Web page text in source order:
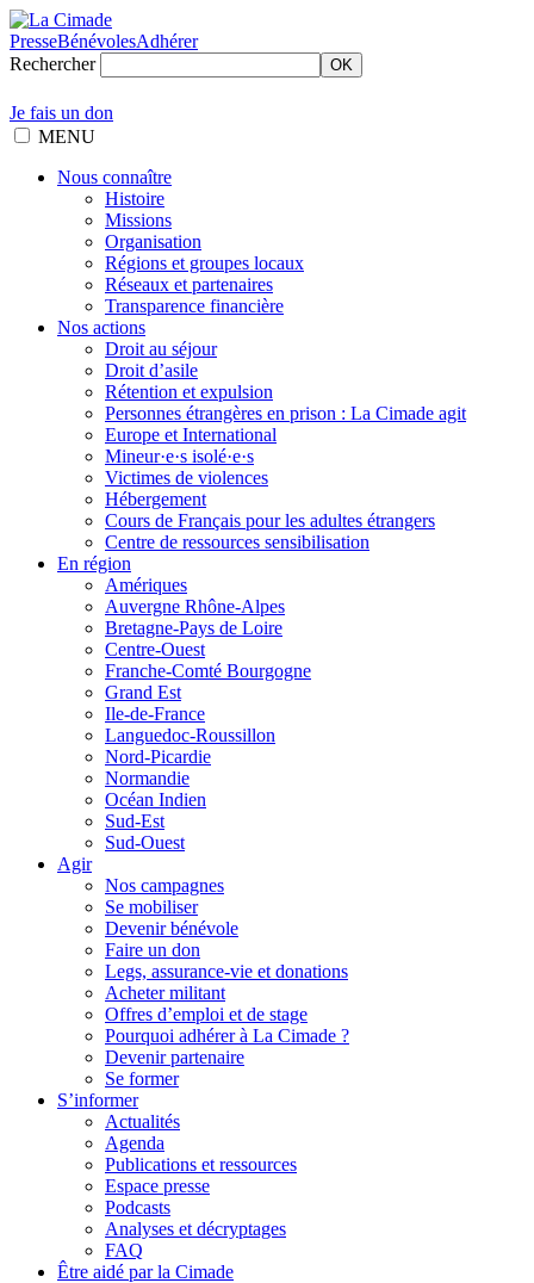
PresseBénévolesAdhérer
Rechercher
OK
Je fais un don
MENU
Nous connaître
Histoire
Missions
Organisation
Régions et groupes locaux
Réseaux et partenaires
Transparence financière
Nos actions
Droit au séjour
Droit d’asile
Rétention et expulsion
Personnes étrangères en prison : La Cimade agit
Europe et International
Mineur·e·s isolé·e·s
Victimes de violences
Hébergement
Cours de Français pour les adultes étrangers
Centre de ressources sensibilisation
En région
Amériques
Auvergne Rhône-Alpes
Bretagne-Pays de Loire
Centre-Ouest
Franche-Comté Bourgogne
Grand Est
Ile-de-France
Languedoc-Roussillon
Nord-Picardie
Normandie
Océan Indien
Sud-Est
Sud-Ouest
Agir
Nos campagnes
Se mobiliser
Devenir bénévole
Faire un don
Legs, assurance-vie et donations
Acheter militant
Offres d’emploi et de stage
Pourquoi adhérer à La Cimade ?
Devenir partenaire
Se former
S’informer
Actualités
Agenda
Publications et ressources
Espace presse
Podcasts
Analyses et décryptages
FAQ
Être aidé par la Cimade